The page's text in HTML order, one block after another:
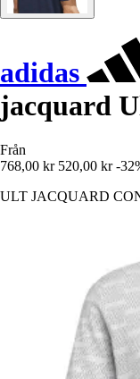
adidas
jacquard
Från
768,00 kr 520,00 kr -
ULT JACQUARD